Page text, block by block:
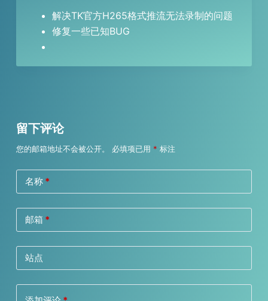
解决TK官方H265格式推流无法录制的问题
修复一些已知BUG
留下评论
您的邮箱地址不会被公开。 必填项已用 * 标注
名称*
邮箱 *
站点